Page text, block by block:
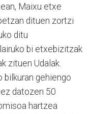
Maixu etxe
dituen zortzi
ditu
bi etxebizitzak
zituen Udalak.
bilkuran gehiengo
datozen 50
hartzea